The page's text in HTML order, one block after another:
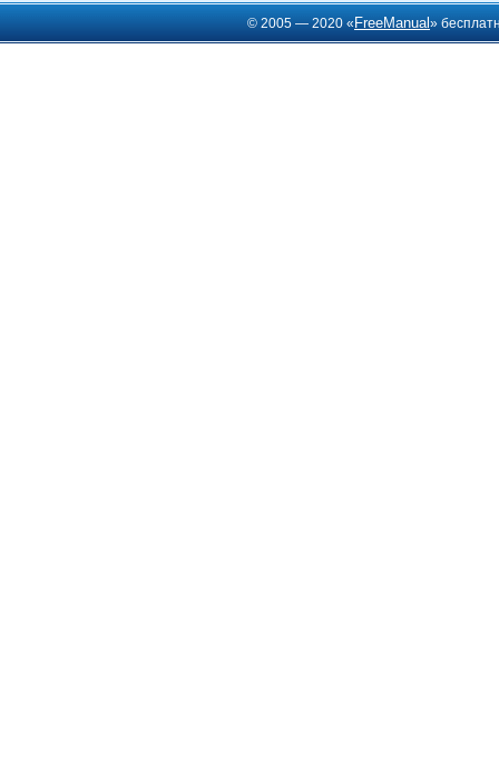
© 2005 — 2020 « FreeManual»